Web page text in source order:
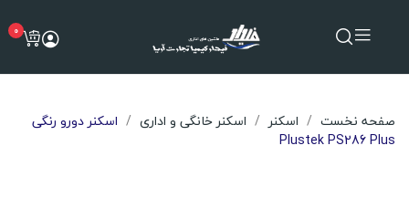
0
صفحه نخست اسکنر اسکنر خانگی و اداری
اسکنر دورو رنگی
Plustek PS286 Plus